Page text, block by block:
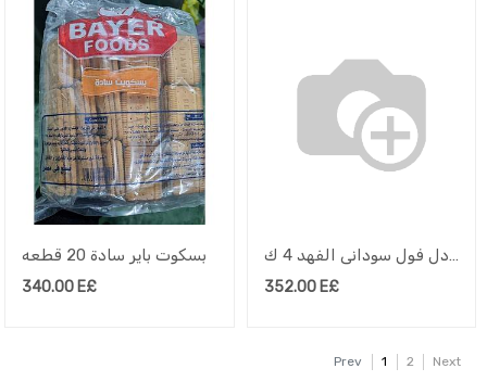
بسكوت باير سادة 20 قطعه
340.00 E£
جردل فول سودانى الفهد 4 ك
352.00E£
Prev 1 2 Next